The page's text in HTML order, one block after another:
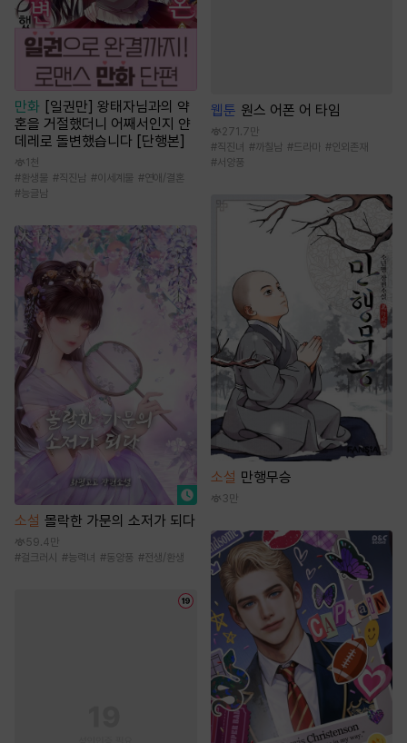
만화 [일권만] 왕태자님과의 약
혼을 거절했더니 어째서인지 얀
데레로 돌변했습니다 [단행본]
1천
# 환생물 #직진남 #이세계물 #연애/결혼
#능글남
소설 몰락한 가문의 소저가 되다
59.4만
#걸크러시 #능력녀 #동양풍 #전생/환생
웹툰 원스 어폰 어 타임
271.7만
#직진녀 #까칠남 #드라마 #인외존재
#서양풍
소설 만행무승
3만